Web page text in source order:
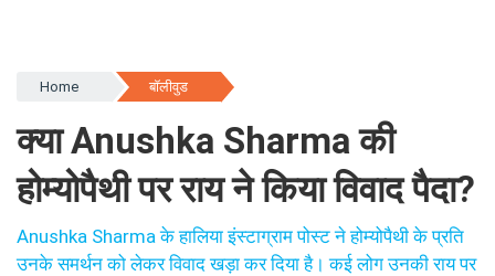
Home बॉलीवुड
क्या Anushka Sharma की
होम्योपैथी पर राय ने किया विवाद पैदा?
Anushka Sharma के हालिया इंस्टाग्राम पोस्ट ने होम्योपैथी के प्रति
उनके समर्थन को लेकर विवाद खड़ा कर दिया है। कई लोग उनकी राय पर